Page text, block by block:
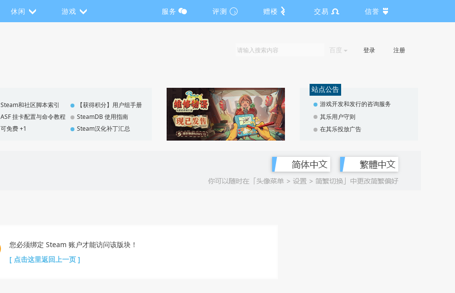
休闲 游戏 服务 评测 赠楼 交易 信誉
百度 登录 注册
Steam和社区脚本索引
【获得积分】用户组手册
ASF 挂卡配置与命令教程
SteamDB 使用指南
可免费 +1 Steam汉化补丁汇总
站点公告
游戏开发和发行的咨询服务
其乐用户守则
在其乐投放广告
您必须绑定 Steam 账户才能访问该版块！
[ 点击这里返回上一页 ]